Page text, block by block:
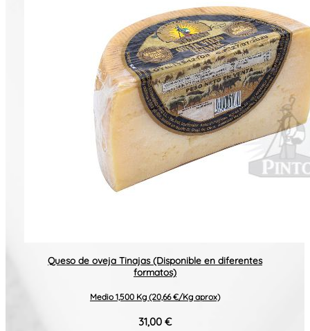
Queso de oveja Tinajas (Disponible en diferentes
formatos)
Medio 1,500 Kg (20,66 €/Kg aprox)
31,00 €